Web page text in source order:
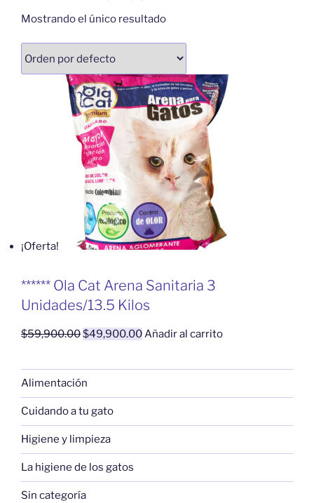
Mostrando el único resultado
¡Oferta!
****** Ola Cat Arena Sanitaria 3
Unidades/13.5 Kilos
$59,900.00Original
was:
$59,900.00.
$49,900.00Current
is:
Añadir al carrito
Alimentación
Cuidando a tu gato
Higiene y limpieza
La higiene de los gatos
Sin categoría